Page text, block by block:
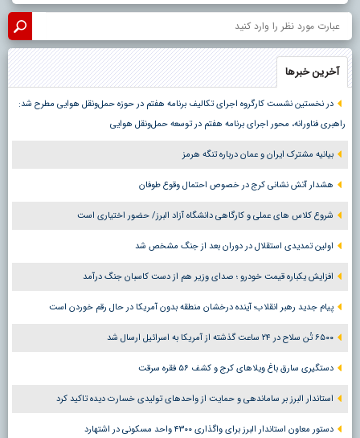
آخرین خبرها
در نخستین نشست کارگروه اجرای تکالیف برنامه هفتم در حوزه حمل‌ونقل هوایی مطرح شد:
راهبری فناورانه، محور اجرای برنامه هفتم در توسعه حمل‌ونقل هوایی
بیانیه مشترک ایران و عمان درباره تنگه هرمز
هشدار آتش نشانی کرج در خصوص احتمال وقوع طوفان
شروع کلاس های عملی و کارگاهی دانشگاه آزاد البرز/ حضور اختیاری است
اولین تمدیدی استقلال در دوران بعد از جنگ مشخص شد
افزایش یکباره قیمت خودرو ؛ صدای وزیر هم از دست کاسبان جنگ درآمد
پیام جدید رهبر انقلاب؛ آینده درخشان منطقه بدون آمریکا در حال رقم خوردن است
۶۵۰۰ تُن سلاح در ۲۴ ساعت گذشته از آمریکا به اسرائیل ارسال شد
دستگیری سارق باغ ویلاهای کرج و کشف ۵۶ فقره سرقت
استاندار البرز بر ساماندهی و حمایت از واحدهای تولیدی خسارت دیده تاکید کرد
دستور معاون استاندار البرز برای واگذاری ۴۳۰۰ واحد مسکونی در اشتهارد